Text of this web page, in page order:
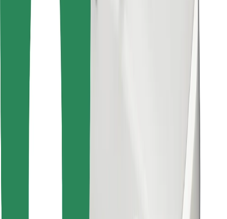
Leia oma lemmiktoidud!
Laadi alla Bolt Foodi rakendus